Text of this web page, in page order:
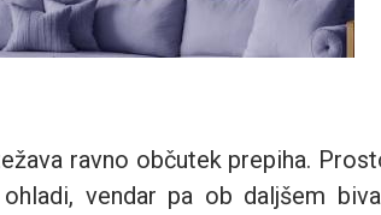
ravno občutek prepiha.
vendar pa ob daljšem